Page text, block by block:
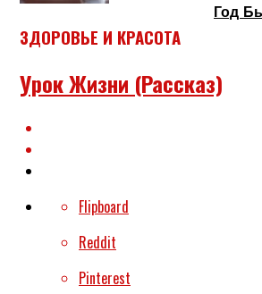
Год
ЗДОРОВЬЕ И КРАСОТА
Урок Жизни (рассказ)
Flipboard
Reddit
Pinterest